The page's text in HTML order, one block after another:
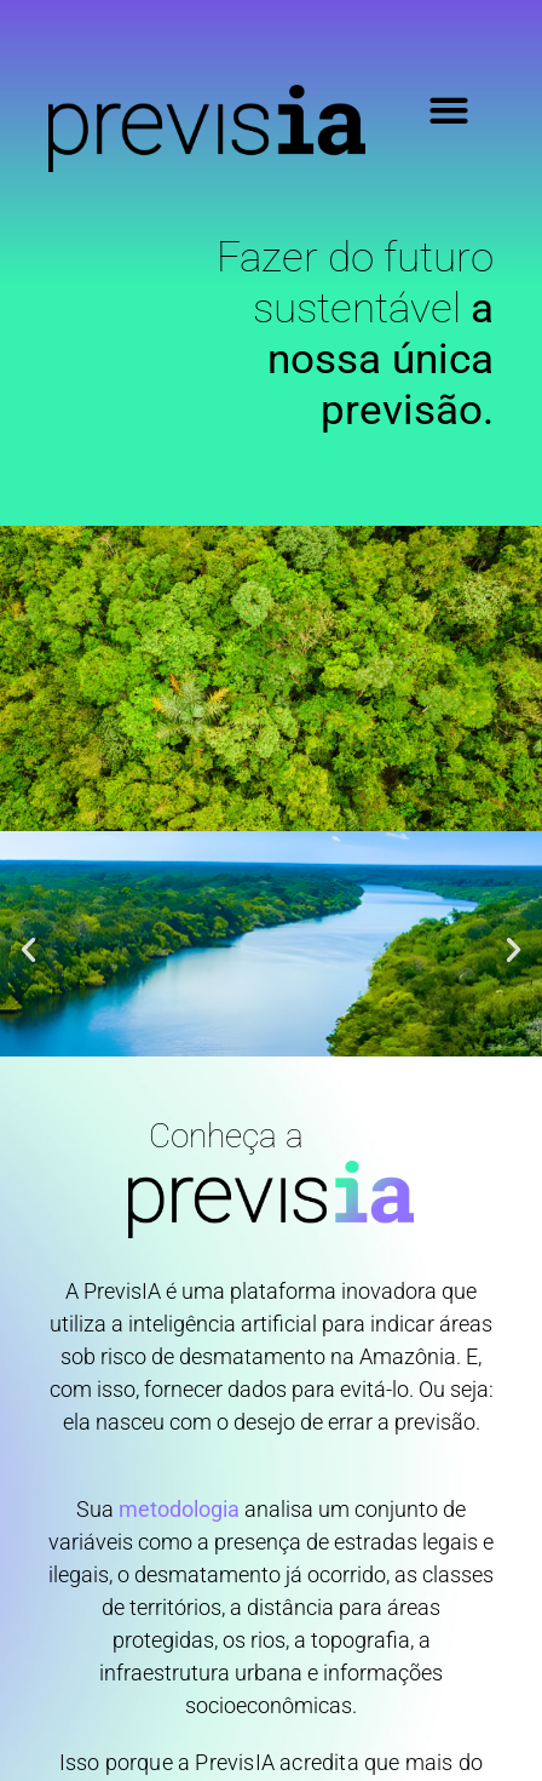
Fazer do futuro
sustentável a
nossa única
previsão.
Conheça a
A PrevisIA é uma plataforma inovadora que
utiliza a inteligência artificial para indicar áreas
sob risco de desmatamento na Amazônia. E,
com isso, fornecer dados para evitá-lo. Ou seja:
ela nasceu com o desejo de errar a previsão.
Sua metodologia analisa um conjunto de
variáveis como a presença de estradas legais e
ilegais, o desmatamento já ocorrido, as classes
de territórios, a distância para áreas
protegidas, os rios, a topografia, a
infraestrutura urbana e informações
socioeconômicas.
Isso porque a PrevisIA acredita que mais do